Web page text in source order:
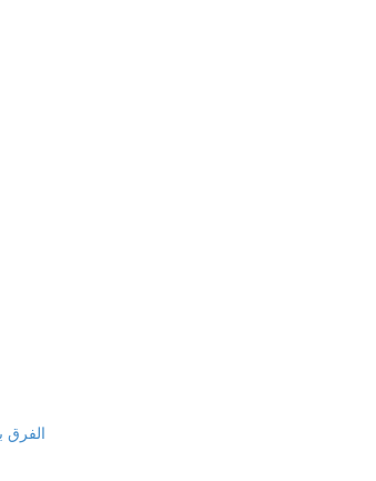
الفرق